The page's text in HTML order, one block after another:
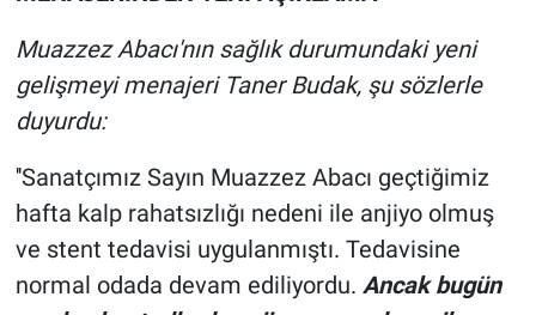
Muazzez Abacı'nın sağlık durumundaki yeni
gelişmeyi menajeri Taner Budak, şu sözlerle
duyurdu:
''Sanatçımız Sayın Muazzez Abacı geçtiğimiz
hafta kalp rahatsızlığı nedeni ile anjiyo olmuş
ve stent tedavisi uygulanmıştı. Tedavisine
normal odada devam ediliyordu. Ancak bugün